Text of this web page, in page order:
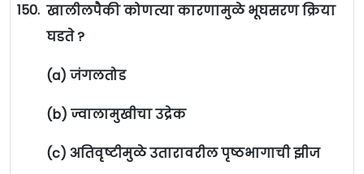
150. खालीलपैकी कोणत्या कारणामुळे भूघसरण क्रिया
घडते ?
(a) जंगलतोड
(b) ज्वालामुखीचा उद्रेक
(c) अतिवृष्टीमुळे उतारावरील पृष्ठभागाची झीज